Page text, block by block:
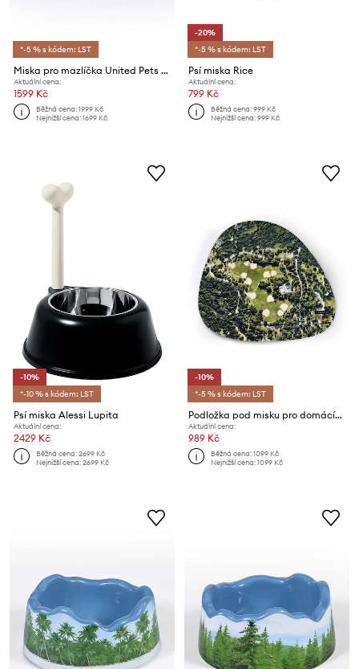
*-5 % s kódem: LST
Miska pro mazlíčka United Pets DoggyMood x Seletti
Aktuální cena:
1599 Kč
Běžná cena:1999 Kč
Nejnižší cena:1699 Kč
-20%
*-5 % s kódem: LST
Psí miska Rice
Aktuální cena:
799 Kč
Běžná cena:999 Kč
Nejnižší cena:999 Kč
-10%
*-10 % s kódem: LST
Psí miska Alessi Lupita
Aktuální cena:
2429 Kč
Běžná cena:2699 Kč
Nejnižší cena:2699 Kč
-10%
*-5 % s kódem: LST
Podložka pod misku pro domácího mazlíčka United Pets New York x Seletti
Aktuální cena:
989 Kč
Běžná cena:1099 Kč
Nejnižší cena:1099 Kč